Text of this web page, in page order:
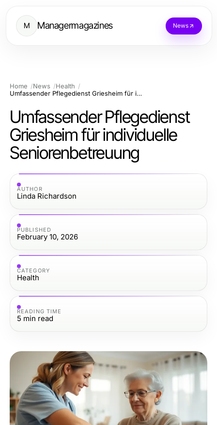
M Managermagazines News
Home News
Health
Umfassender Pflegedienst Griesheim für individuelle Seniorenbetreuung
Umfassender Pflegedienst
Griesheim für individuelle
Seniorenbetreuung
AUTHOR
Linda Richardson
PUBLISHED
February 10, 2026
CATEGORY
Health
READING TIME
5 min read